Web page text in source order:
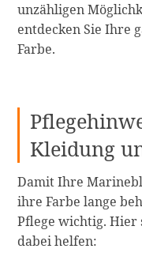
unzähligen
entdecken Sie Ihre
Farbe.
Kleidung
Damit Ihre
ihre Farbe lange
Pflege wichtig. Hier
dabei helfen: